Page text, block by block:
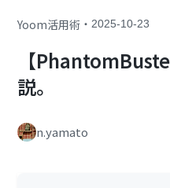
Yoom活用術 ・2025-10-23
【
説。
n.yamato